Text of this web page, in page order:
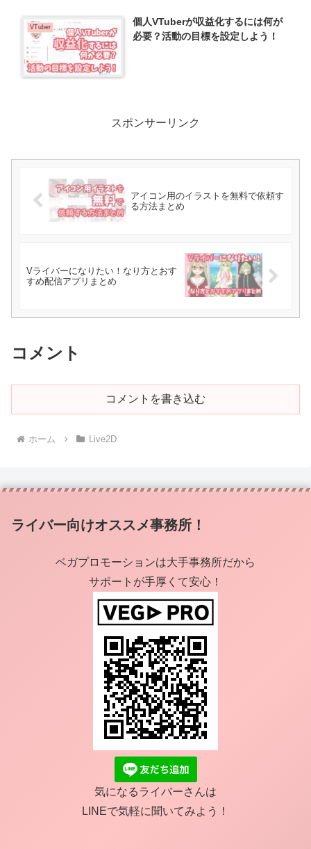
VTuber
個人VTuberが収益化するには何が
必要？活動の目標を設定しよう！
スポンサーリンク
アイコン用のイラストを無料で依頼す
る方法まとめ
Vライバーになりたい！なり方とおす
すめ配信アプリまとめ
コメント
コメントを書き込む
ホーム Live2D
ライバー向けオススメ事務所！
ベガプロモーションは大手事務所だから
サポートが手厚くて安心！
気になるライバーさんは
LINEで気軽に聞いてみよう！